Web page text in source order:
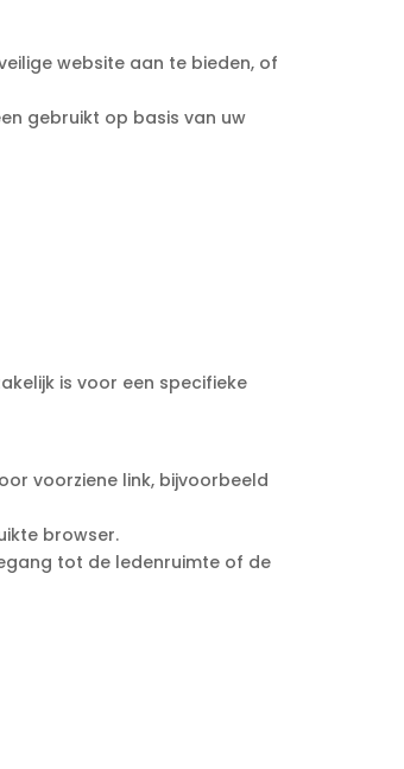
website aan te bieden, of
gebruikt op basis van uw
is voor een specifieke
voorziene link, bijvoorbeeld
browser.
tot de ledenruimte of de